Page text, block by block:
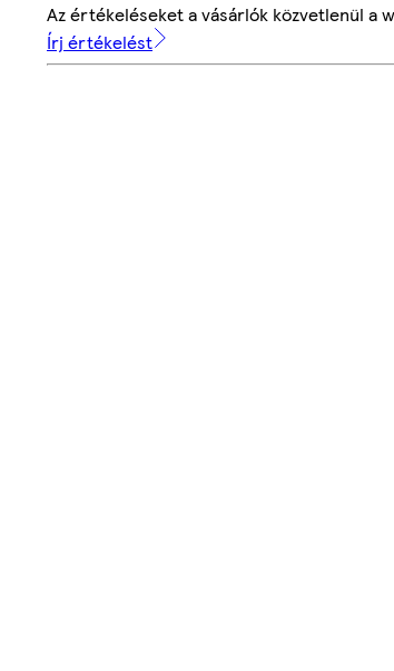
Az értékeléseket a vásárlók közvetlenül a
Írj értékelést